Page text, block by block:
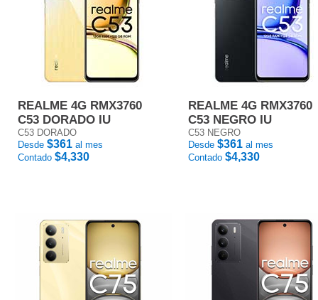
REALME 4G RMX3760
C53 DORADO IU
C53 DORADO
Desde $361 al mes
Contado $4,330
REALME 4G RMX3760
C53 NEGRO IU
C53 NEGRO
Desde $361 al mes
Contado $4,330